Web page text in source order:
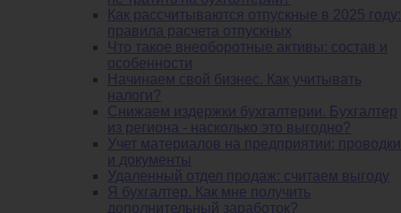
Как рассчитываются отпускные в 2025 году:
правила расчета отпускных
Что такое внеоборотные активы: состав и
особенности
Начинаем свой бизнес. Как учитывать
налоги?
Снижаем издержки бухгалтерии. Бухгалтер
из региона - насколько это выгодно?
Учет материалов на предприятии: проводки
и документы
Удаленный отдел продаж: считаем выгоду
Я бухгалтер. Как мне получить
дополнительный заработок?